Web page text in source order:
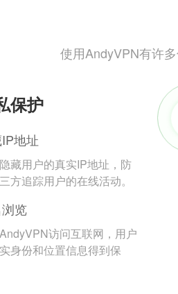
使用AndyVPN有许
保护
地址
藏用户的真实IP地址，防
方追踪用户的在线活动。
览
访问互联网，用户
身份和位置信息得到保